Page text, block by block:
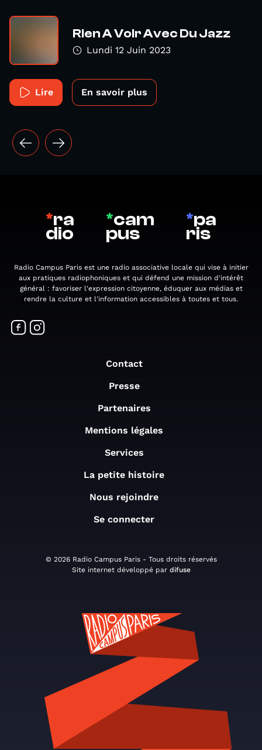
Rien A Voir Avec Du Jazz
Lundi 12 Juin 2023
Lire En savoir plus
*ra
dio
*cam
pus
*pa
ris
Radio Campus Paris est une radio associative locale qui vise à initier
aux pratiques radiophoniques et qui défend une mission d'intérêt
général : favoriser l'expression citoyenne, éduquer aux médias et
rendre la culture et l'information accessibles à toutes et tous.
Contact
Presse
Partenaires
Mentions légales
Services
La petite histoire
Nous rejoindre
Se connecter
© 2026 Radio Campus Paris - Tous droits réservés
Site internet développé par difuse